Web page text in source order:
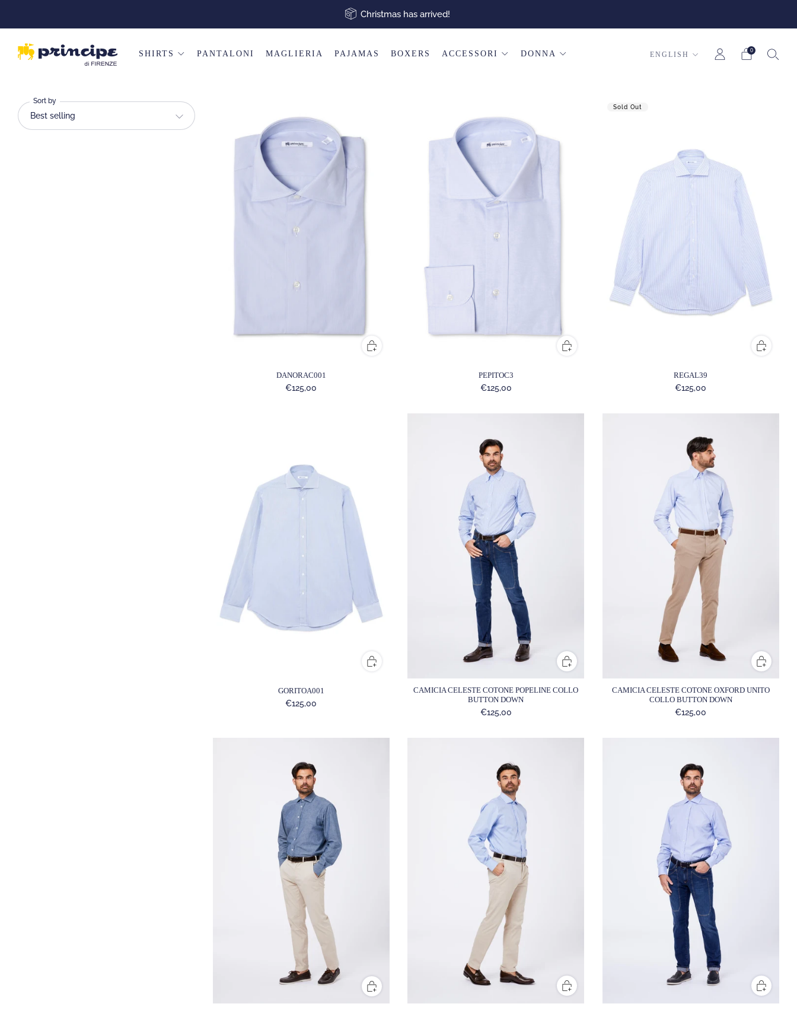
Christmas has arrived!
SHIRTS PANTALONI MAGLIERIA PAJAMAS BOXERS ACCESSORI DONNA Language
ENGLISH 0
Sort by
DANORAC001
€125,00
PEPITOC3
€125,00
Sold Out
REGAL39
€125,00
GORITOA001
€125,00
CAMICIA CELESTE COTONE POPELINE COLLO
BUTTON DOWN
€125,00
CAMICIA CELESTE COTONE OXFORD UNITO
COLLO BUTTON DOWN
€125,00